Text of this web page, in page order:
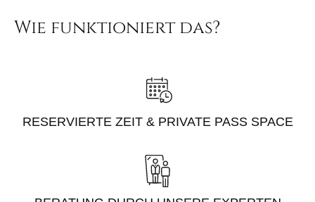
Wie funktioniert das?
RESERVIERTE ZEIT & PRIVATE PASS SPACE